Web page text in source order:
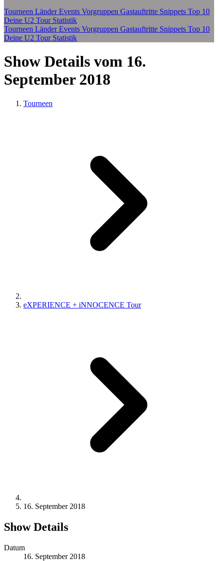
Tourneen LänderEvents Vorgruppen Gastauftritte Snippets Top 10
Deine U2 Tour Statistik
Tourneen LänderEvents Vorgruppen Gastauftritte Snippets Top 10
Deine U2 Tour Statistik
Show Details vom 16.
September 2018
Tourneen
eXPERIENCE + iNNOCENCE Tour
16. September 2018
Show Details
Datum
16. September 2018